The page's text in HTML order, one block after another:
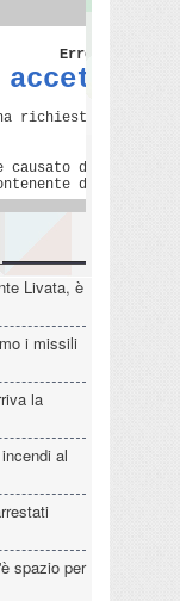
Livata, è
i missili
la
al
spazio per